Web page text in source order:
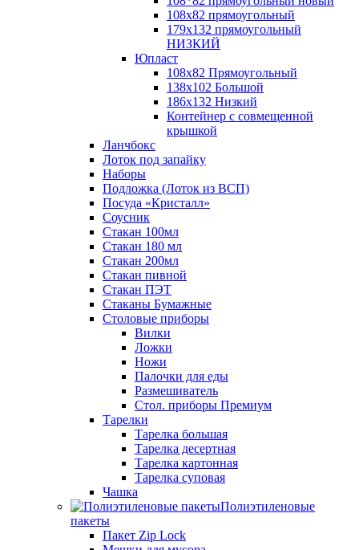
108х82 прямоугольный
179х132 прямоугольный
НИЗКИЙ
Юпласт
108х82 Прямоугольный
138х102 Большой
186х132 Низкий
Контейнер с совмещенной
крышкой
Ланчбокс
Лоток под запайку
Наборы
Подложка (Лоток из ВСП)
Посуда «Кристалл»
Соусник
Стакан 100мл
Стакан 180 мл
Стакан 200мл
Стакан пивной
Стакан ПЭТ
Стаканы Бумажные
Столовые приборы
Вилки
Ложки
Ножи
Палочки для еды
Размешиватель
Стол. приборы Премиум
Тарелки
Тарелка большая
Тарелка десертная
Тарелка картонная
Тарелка суповая
Чашка
Полиэтиленовые
пакеты
Пакет Zip Lock